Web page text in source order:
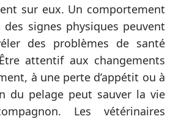
sur eux. Un comportement
signes physiques peuvent
des problèmes de santé
attentif aux changements
à une perte d’appétit ou à
du pelage peut sauver la vie
Les vétérinaires